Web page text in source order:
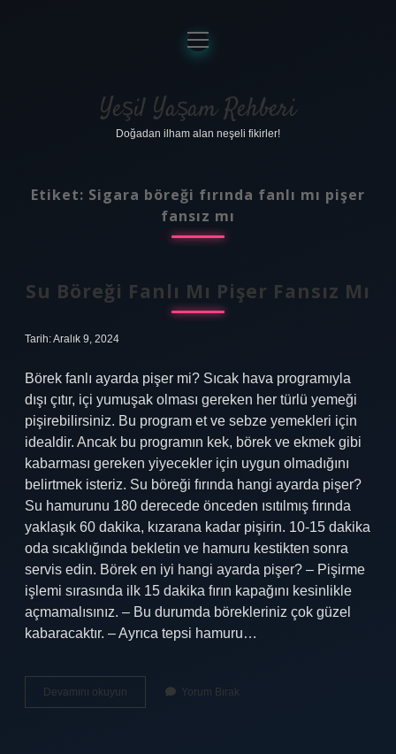
Anasayfa
Gizlilik Politikası
Yasal Uyarı
menüyü
aç
Yeşil Yaşam Rehberi
Doğadan ilham alan neşeli fikirler!
Etiket: Sigara böreği fırında fanlı mı pişer
fansız mı
Su Böreği Fanlı Mı Pişer Fansız Mı
Tarih: Aralık 9, 2024
Börek fanlı ayarda pişer mi? Sıcak hava programıyla
dışı çıtır, içi yumuşak olması gereken her türlü yemeği
pişirebilirsiniz. Bu program et ve sebze yemekleri için
idealdir. Ancak bu programın kek, börek ve ekmek gibi
kabarması gereken yiyecekler için uygun olmadığını
belirtmek isteriz. Su böreği fırında hangi ayarda pişer?
Su hamurunu 180 derecede önceden ısıtılmış fırında
yaklaşık 60 dakika, kızarana kadar pişirin. 10-15 dakika
oda sıcaklığında bekletin ve hamuru kestikten sonra
servis edin. Börek en iyi hangi ayarda pişer? – Pişirme
işlemi sırasında ilk 15 dakika fırın kapağını kesinlikle
açmamalısınız. – Bu durumda börekleriniz çok güzel
kabaracaktır. – Ayrıca tepsi hamuru…
Devamını okuyun
Böreği
Yorum Bırak